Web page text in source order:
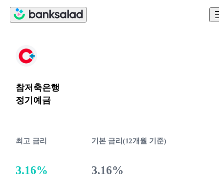
참저축은행
정기예금
최고 금리
3.16%
기본 금리(12개월 기준)
3.16%